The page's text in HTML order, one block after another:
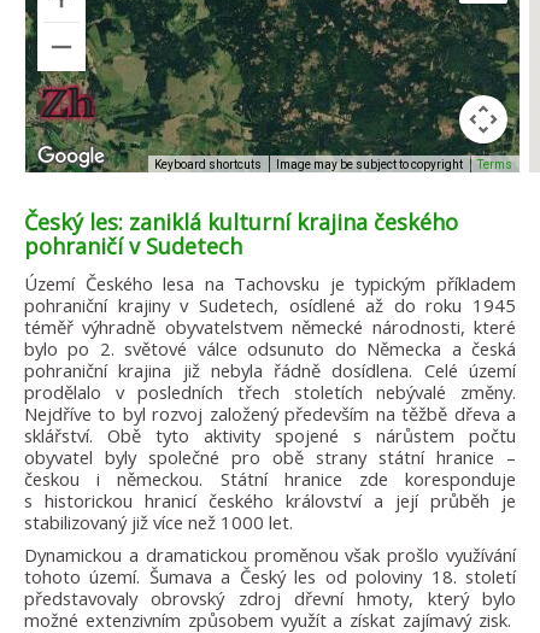
Keyboard shortcuts Image may be subject to copyright Terms
Český les: zaniklá kulturní krajina českého
pohraničí v Sudetech
Území Českého lesa na Tachovsku je typickým příkladem
pohraniční krajiny v Sudetech, osídlené až do roku 1945
téměř výhradně obyvatelstvem německé národnosti, které
bylo po 2. světové válce odsunuto do Německa a česká
pohraniční krajina již nebyla řádně dosídlena. Celé území
prodělalo v posledních třech stoletích nebývalé změny.
Nejdříve to byl rozvoj založený především na těžbě dřeva a
sklářství. Obě tyto aktivity spojené s nárůstem počtu
obyvatel byly společné pro obě strany státní hranice –
českou i německou. Státní hranice zde koresponduje
s historickou hranicí českého království a její průběh je
stabilizovaný již více než 1000 let.
Dynamickou a dramatickou proměnou však prošlo využívání
tohoto území. Šumava a Český les od poloviny 18. století
představovaly obrovský zdroj dřevní hmoty, který bylo
možné extenzivním způsobem využít a získat zajímavý zisk.